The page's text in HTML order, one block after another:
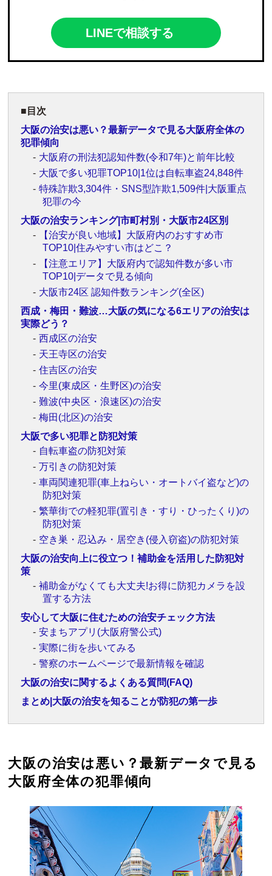
LINEで相談する
目次
大阪の治安は悪い？最新データで見る大阪府全体の
犯罪傾向
大阪府の刑法犯認知件数(令和7年)と前年比較
大阪で多い犯罪TOP10|1位は自転車盗24,848件
特殊詐欺3,304件・SNS型詐欺1,509件|大阪重点
犯罪の今
大阪の治安ランキング|市町村別・大阪市24区別
【治安が良い地域】大阪府内のおすすめ市
TOP10|住みやすい市はどこ？
【注意エリア】大阪府内で認知件数が多い市
TOP10|データで見る傾向
大阪市24区 認知件数ランキング(全区)
西成・梅田・難波…大阪の気になる6エリアの治安は
実際どう？
西成区の治安
天王寺区の治安
住吉区の治安
今里(東成区・生野区)の治安
難波(中央区・浪速区)の治安
梅田(北区)の治安
大阪で多い犯罪と防犯対策
自転車盗の防犯対策
万引きの防犯対策
車両関連犯罪(車上ねらい・オートバイ盗など)の
防犯対策
繁華街での軽犯罪(置引き・すり・ひったくり)の
防犯対策
空き巣・忍込み・居空き(侵入窃盗)の防犯対策
大阪の治安向上に役立つ！補助金を活用した防犯対
策
補助金がなくても大丈夫!お得に防犯カメラを設
置する方法
安心して大阪に住むための治安チェック方法
安まちアプリ(大阪府警公式)
実際に街を歩いてみる
警察のホームページで最新情報を確認
大阪の治安に関するよくある質問(FAQ)
まとめ|大阪の治安を知ることが防犯の第一歩
大阪の治安は悪い？最新データで見る
大阪府全体の犯罪傾向